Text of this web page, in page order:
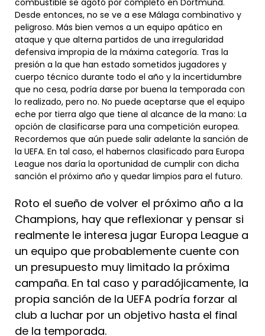
combustible se agotó por completo en Dortmund.
Desde entonces, no se ve a ese Málaga combinativo y
peligroso. Más bien vemos a un equipo apático en
ataque y que alterna partidos de una irregularidad
defensiva impropia de la máxima categoría. Tras la
presión a la que han estado sometidos jugadores y
cuerpo técnico durante todo el año y la incertidumbre
que no cesa, podría darse por buena la temporada con
lo realizado, pero no. No puede aceptarse que el equipo
eche por tierra algo que tiene al alcance de la mano: La
opción de clasificarse para una competición europea.
Recordemos que aún puede salir adelante la sanción de
la UEFA. En tal caso, el habernos clasificado para Europa
League nos daría la oportunidad de cumplir con dicha
sanción el próximo año y quedar limpios para el futuro.
Roto el sueño de volver el próximo año a la
Champions, hay que reflexionar y pensar si
realmente le interesa jugar Europa League a
un equipo que probablemente cuente con
un presupuesto muy limitado la próxima
campaña. En tal caso y paradójicamente, la
propia sanción de la UEFA podría forzar al
club a luchar por un objetivo hasta el final
de la temporada.